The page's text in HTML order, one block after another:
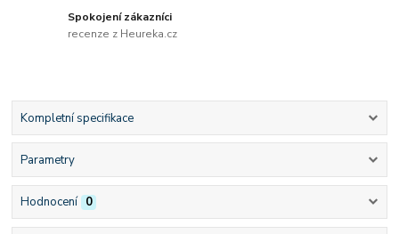
Spokojení zákazníci
recenze z Heureka.cz
Kompletní specifikace
Parametry
Hodnocení 0